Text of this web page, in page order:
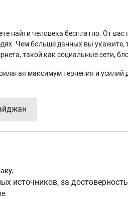
найти человека бесплатно. От
Чем больше данных вы
такой как социальные сети,
максимум терпения и
источников, за